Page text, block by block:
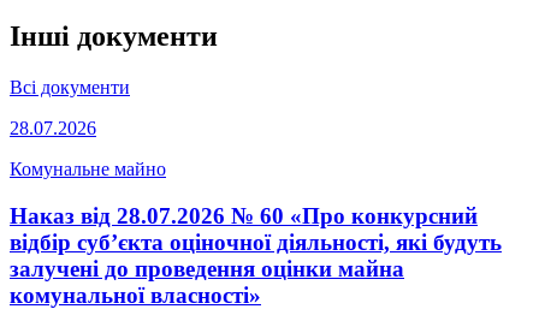
Інші документи
Всі документи
28.07.2026
Комунальне майно
Наказ від 28.07.2026 № 60 «Про конкурсний
відбір суб’єкта оціночної діяльності, які будуть
залучені до проведення оцінки майна
комунальної власності»